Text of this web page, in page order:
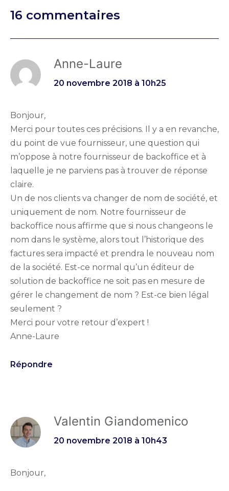
16 commentaires
Anne-Laure
20 novembre 2018 à 10h25
Bonjour,
Merci pour toutes ces précisions. Il y a en revanche,
du point de vue fournisseur, une question qui
m’oppose à notre fournisseur de backoffice et à
laquelle je ne parviens pas à trouver de réponse
claire.
Un de nos clients va changer de nom de société, et
uniquement de nom. Notre fournisseur de
backoffice nous affirme que si nous changeons le
nom dans le système, alors tout l’historique des
factures sera impacté et prendra le nouveau nom
de la société. Est-ce normal qu’un éditeur de
solution de backoffice ne soit pas en mesure de
gérer le changement de nom ? Est-ce bien légal
seulement ?
Merci pour votre retour d’expert !
Anne-Laure
Répondre
Valentin Giandomenico
20 novembre 2018 à 10h43
Bonjour,